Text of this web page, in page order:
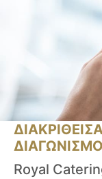
ΔΙΑΓΩΝΙΣΜΟΥ
Royal